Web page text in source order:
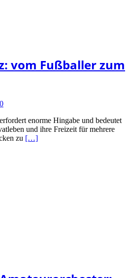
vom Fußballer zum
0
enorme Hingabe und bedeutet
und ihre Freizeit für mehrere
zu […]